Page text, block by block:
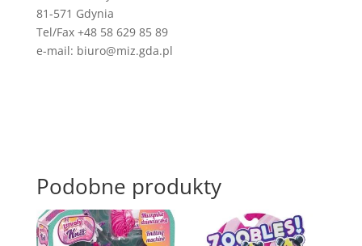
81-571 Gdynia
Tel/Fax +48 58 629 85 89
e-mail: biuro@miz.gda.pl
Podobne produkty